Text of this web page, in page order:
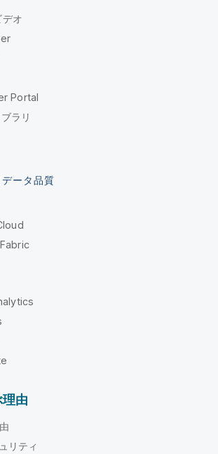
オ
Portal
ラリ
ータ品質
由
リティ